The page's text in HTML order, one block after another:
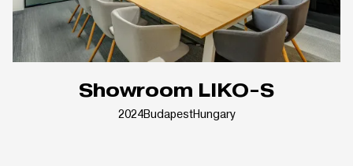
Showroom LIKO-S
2024BudapestHungary